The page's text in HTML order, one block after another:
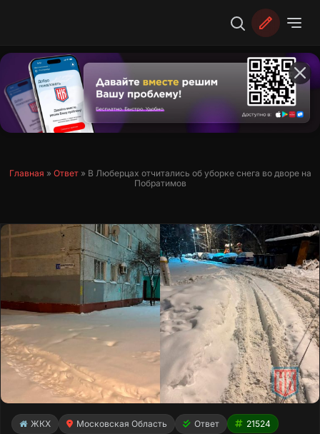
Главная » Ответ» В Люберцах отчитались об уборке снега во дворе на
Побратимов
ЖКХ Московская Область Ответ
21524